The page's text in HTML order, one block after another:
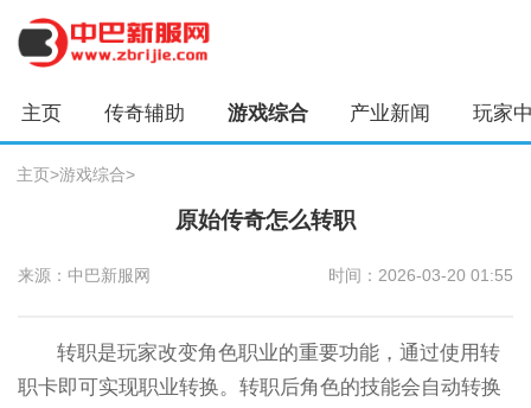
主页 传奇辅助 游戏综合 产业新闻 玩家
主页>游戏综合>
原始传奇怎么转职
来源：中巴新服网 时间：2026-03-20 01:55
转职是玩家改变角色职业的重要功能，通过使用转
职卡即可实现职业转换。转职后角色的技能会自动转换